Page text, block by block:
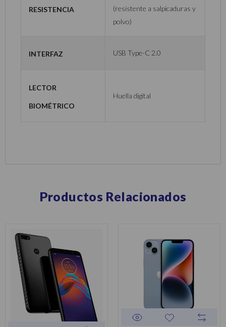
Resistencia
(resistente a salpicaduras y
polvo)
Interfaz USB Type-C 2.0
Lector
Biométrico
Huella digital
Productos Relacionados